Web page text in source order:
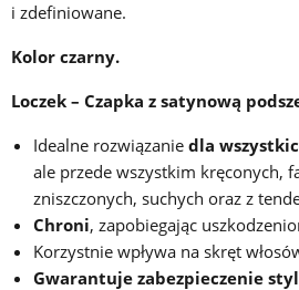
i zdefiniowane.
Kolor czarny.
Loczek – Czapka z satynową
Idealne rozwiązanie dla
ale przede wszystkim kręconych,
zniszczonych, suchych oraz z
Chroni, zapobiegając
Korzystnie wpływa na skręt
Gwarantuje zabezpieczenie